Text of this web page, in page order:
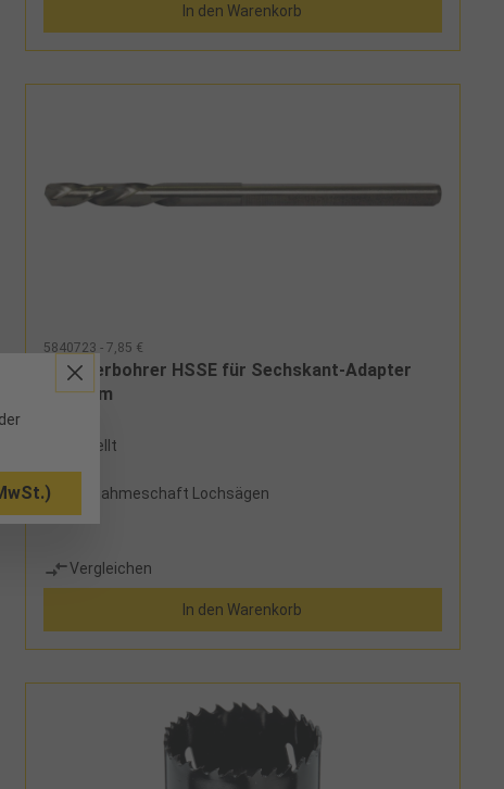
In den Warenkorb
5840723 - 7,85 €
Zentrierbohrer HSSE für Sechskant-Adapter
L102mm
bestellt
für Aufnahmeschaft Lochsägen
Vergleichen
In den Warenkorb